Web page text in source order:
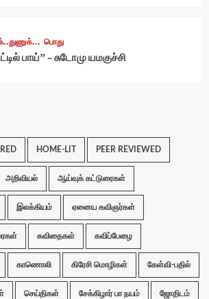
பொது
பாய்” – சுடோமு யமகுச்சி
HOME-LIT PEER REVIEWED
அறிவியல் ஆய்வுக் கட்டுரைகள்
இலக்கியம் ஏனைய கவிஞர்கள்
கவிதைகள் கவிப்பேழை
காணொலி கிரேசி மொழிகள் கேள்வி-பதில்
செய்திகள் சேக்கிழார் பா நயம் ஜோதிடம்